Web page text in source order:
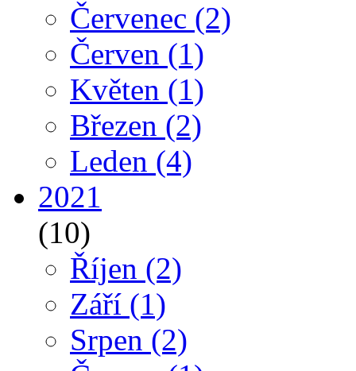
Červenec (2)
Červen (1)
Květen (1)
Březen (2)
Leden (4)
2021
(10)
Říjen (2)
Září (1)
Srpen (2)